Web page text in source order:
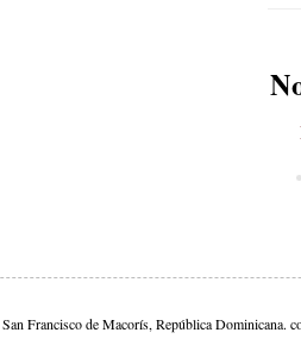
San Francisco de Macorís, República Dominicana.